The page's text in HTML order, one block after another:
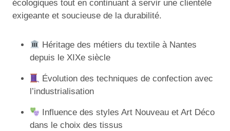
écologiques tout en continuant à servir une clientèle
exigeante et soucieuse de la durabilité.
Héritage des métiers du textile à Nantes
depuis le XIXe siècle
Évolution des techniques de confection avec
l’industrialisation
Influence des styles Art Nouveau et Art Déco
dans le choix des tissus